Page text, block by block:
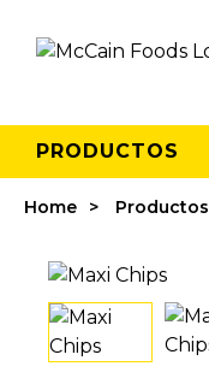
PRODUCTOS
Home Productos